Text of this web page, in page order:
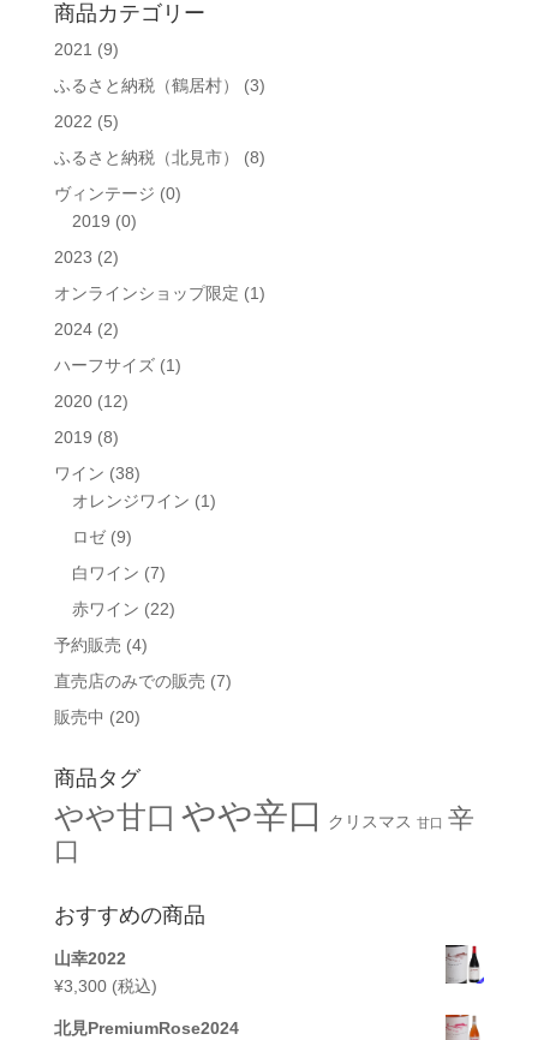
対
商品カテゴリー
2021 (9)
ふるさと納税（鶴居村）
(3)
2022 (5)
ふるさと納税（北見市）
(8)
ヴィンテージ (0)
2019 (0)
2023 (2)
オンラインショップ限定 (1)
2024 (2)
ハーフサイズ (1)
2020 (12)
2019 (8)
ワイン (38)
オレンジワイン (1)
ロゼ (9)
白ワイン (7)
赤ワイン (22)
予約販売 (4)
直売店のみでの販売 (7)
販売中 (20)
商品タグ
やや甘口 やや辛口 クリスマス 甘口 辛
口
おすすめの商品
山幸2022
¥3,300 (税込)
北見PremiumRose2024